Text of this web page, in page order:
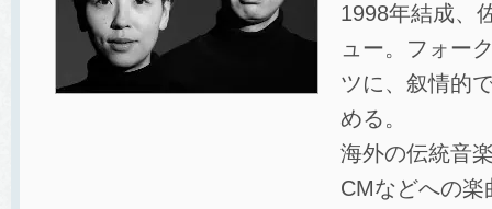
1998年結成、
ュー。フォー
ツに、叙情的
める。
海外の伝統音
CMなどへの